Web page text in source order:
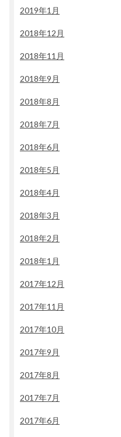
2019年1月
2018年12月
2018年11月
2018年9月
2018年8月
2018年7月
2018年6月
2018年5月
2018年4月
2018年3月
2018年2月
2018年1月
2017年12月
2017年11月
2017年10月
2017年9月
2017年8月
2017年7月
2017年6月